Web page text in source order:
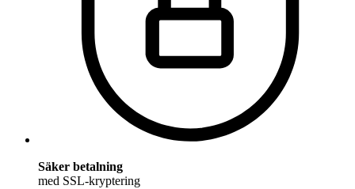
Säker betalning
med SSL-kryptering